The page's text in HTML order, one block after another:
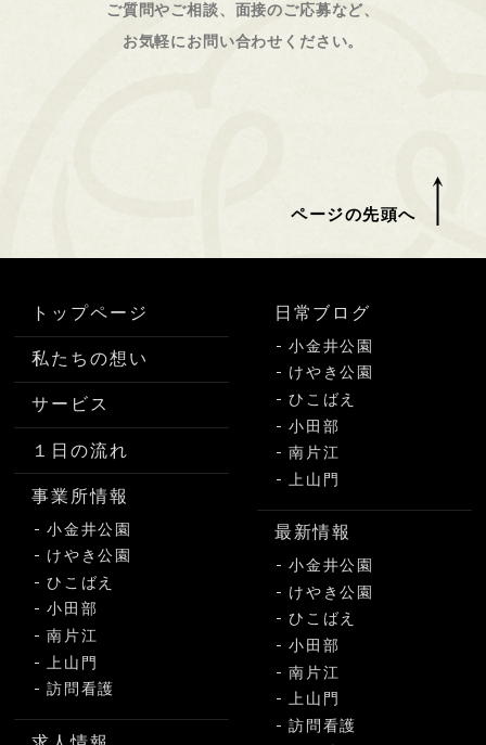
ご質問やご相談、面接のご応募など、
お気軽にお問い合わせください。
ページの先頭へ
トップページ
私たちの想い
サービス
１日の流れ
事業所情報
小金井公園
けやき公園
ひこばえ
小田部
南片江
上山門
訪問看護
日常ブログ
小金井公園
けやき公園
ひこばえ
小田部
南片江
上山門
最新情報
小金井公園
けやき公園
ひこばえ
小田部
南片江
上山門
訪問看護